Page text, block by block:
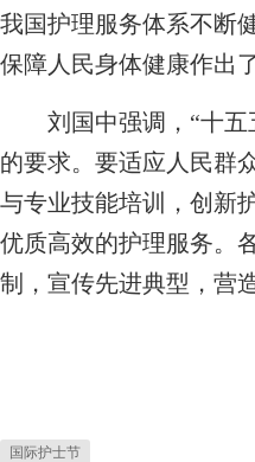
我国护理服务体系不断
保障人民身体健康作出
刘国中强调，“十五
的要求。要适应人民群
与专业技能培训，创新
优质高效的护理服务。
制，宣传先进典型，营
国际护士节